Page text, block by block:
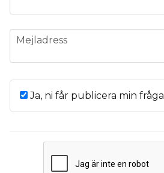
email
Mejladress
Ja, ni får publicera min fråga